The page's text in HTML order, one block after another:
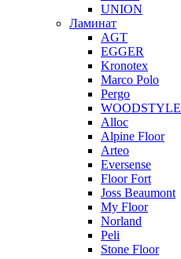
UNION
Ламинат
AGT
EGGER
Kronotex
Marco Polo
Pergo
WOODSTYLE
Alloc
Alpine Floor
Arteo
Eversense
Floor Fort
Joss Beaumont
My Floor
Norland
Peli
Stone Floor